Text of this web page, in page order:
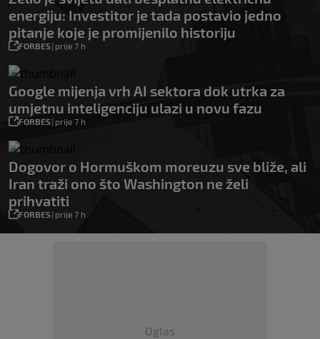
energiju: Investitor je tada postavio jedno
pitanje koje je promijenilo historiju
FORBES| prije 7 h
Google mijenja vrh AI sektora dok utrka za
umjetnu inteligenciju ulazi u novu fazu
FORBES| prije 7 h
Dogovor o Hormuškom moreuzu sve bliže, ali
Iran traži ono što Washington ne želi
prihvatiti
FORBES| prije 7 h
Oglas